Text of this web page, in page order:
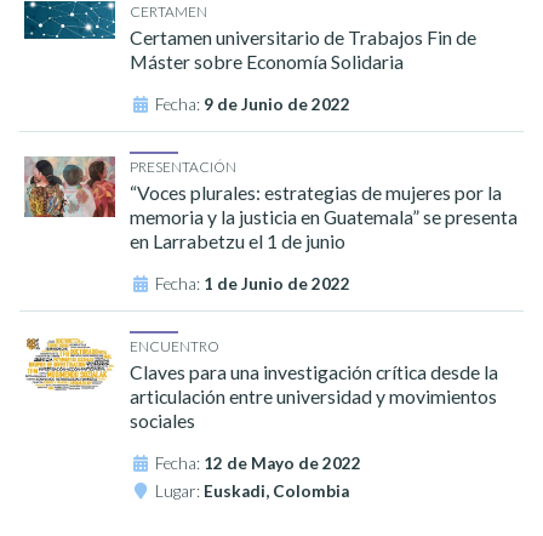
CERTAMEN
Certamen universitario de Trabajos Fin de
Máster sobre Economía Solidaria
Fecha: 9 de Junio de 2022
PRESENTACIÓN
“Voces plurales: estrategias de mujeres por la
memoria y la justicia en Guatemala” se presenta
en Larrabetzu el 1 de junio
Fecha: 1 de Junio de 2022
ENCUENTRO
Claves para una investigación crítica desde la
articulación entre universidad y movimientos
sociales
Fecha: 12 de Mayo de 2022
Lugar: Euskadi, Colombia